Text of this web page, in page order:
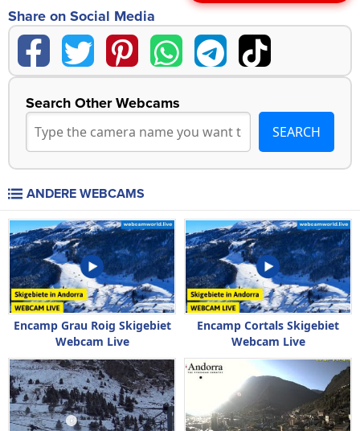
Share on Social Media
Search Other Webcams
ANDERE WEBCAMS
Encamp Grau Roig Skigebiet
Webcam Live
Encamp Cortals Skigebiet
Webcam Live